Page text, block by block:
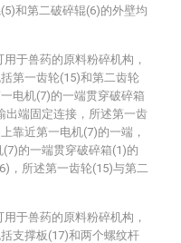
和第二破碎辊(6)的外壁均
于兽药的原料粉碎机构，
第一齿轮(15)和第二齿轮
电机(7)的一端贯穿破碎箱
出端固定连接，所述第一齿
靠近第一电机(7)的一端，
的一端贯穿破碎箱(1)的
，所述第一齿轮(15)与第二
于兽药的原料粉碎机构，
支撑板(17)和两个螺纹杆